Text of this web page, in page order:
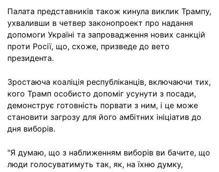
Палата представників також кинула виклик Трампу,
ухваливши в четвер законопроект про надання
допомоги Україні та запровадження нових санкцій
проти Росії, що, схоже, призведе до вето
президента.
Зростаюча коаліція республіканців, включаючи тих,
кого Трамп особисто допоміг усунути з посади,
демонструє готовність порвати з ним, і це може
становити загрозу для його амбітних ініціатив до
дня виборів.
"Я думаю, що з наближенням виборів ви бачите, що
люди голосуватимуть так, як, на їхню думку,